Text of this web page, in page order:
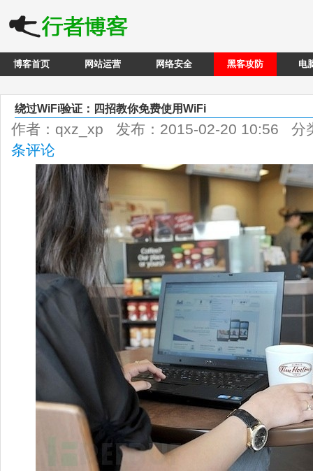
博客首页 网站运营 网络安全 黑客攻防 电
绕过WiFi验证：四招教你免费使用WiFi
作者：qxz_xp 发布：2015-02-20 10:56 分
条评论